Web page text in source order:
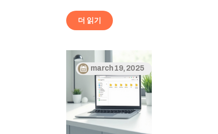
더 읽기
march 19, 2025